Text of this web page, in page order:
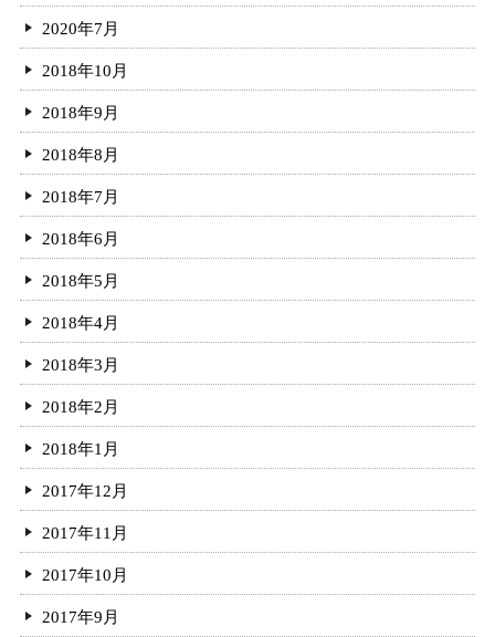
2020年7月
2018年10月
2018年9月
2018年8月
2018年7月
2018年6月
2018年5月
2018年4月
2018年3月
2018年2月
2018年1月
2017年12月
2017年11月
2017年10月
2017年9月